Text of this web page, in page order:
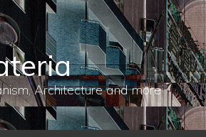
Architecture and more